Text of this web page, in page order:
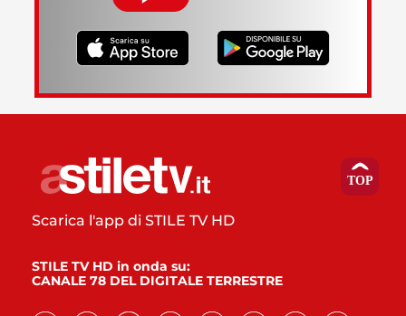
Scarica l'app di STILE TV HD
STILE TV HD in onda su:
CANALE 78 DEL DIGITALE TERRESTRE